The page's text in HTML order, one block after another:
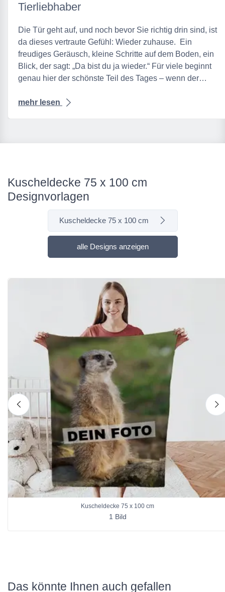
Tierliebhaber
Die Tür geht auf, und noch bevor Sie richtig drin sind, ist
da dieses vertraute Gefühl: Wieder zuhause. Ein
freudiges Geräusch, kleine Schritte auf dem Boden, ein
Blick, der sagt: „Da bist du ja wieder.“ Für viele beginnt
genau hier der schönste Teil des Tages – wenn der…
mehr lesen
Kuscheldecke 75 x 100 cm
Designvorlagen
Kuscheldecke 75 x 100 cm
alle Designs anzeigen
nach links
Kuscheldecke 75 x 100 cm
1 Bild
Das könnte Ihnen auch gefallen